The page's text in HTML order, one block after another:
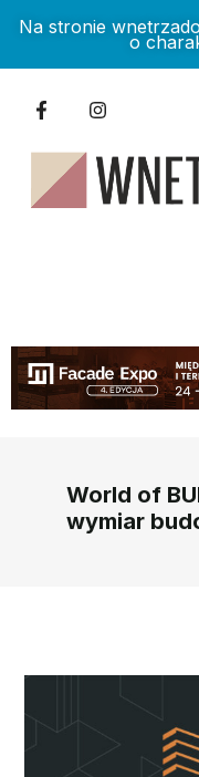
Na stronie
o
World of
wymiar